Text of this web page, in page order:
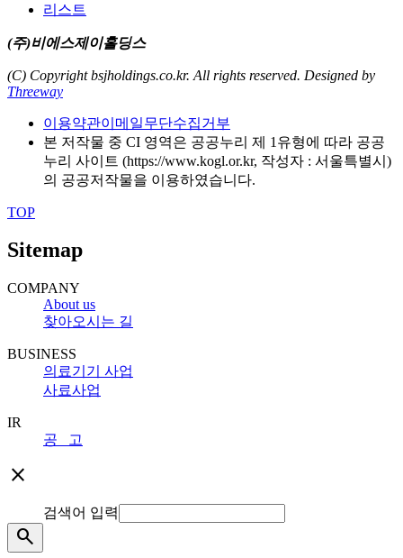
리스트
(주)비에스제이홀딩스
(C) Copyright bsjholdings.co.kr. All rights reserved. Designed by
Threeway
이용약관이메일무단수집거부
본 저작물 중 CI 영역은 공공누리 제 1유형에 따라 공공
누리 사이트 (https://www.kogl.or.kr, 작성자 : 서울특별시)
의 공공저작물을 이용하였습니다.
TOP
Sitemap
COMPANY
About us
찾아오시는 길
BUSINESS
의료기기 사업
사료사업
IR
공 고
close
검색어 입력
search